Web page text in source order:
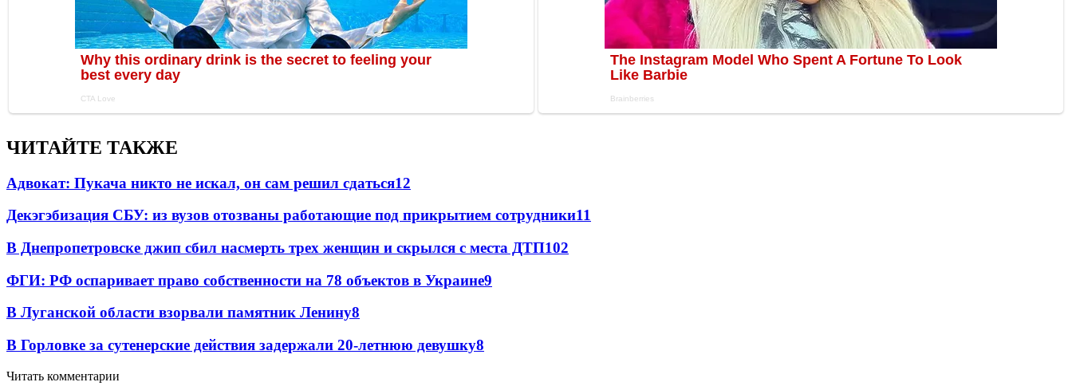
ЧИТАЙТЕ ТАКЖЕ
Адвокат: Пукача никто не искал, он сам решил сдаться12
Декэгэбизация СБУ: из вузов отозваны работающие под прикрытием сотрудники11
В Днепропетровске джип сбил насмерть трех женщин и скрылся с места ДТП102
ФГИ: РФ оспаривает право собственности на 78 объектов в Украине9
В Луганской области взорвали памятник Ленину8
В Горловке за сутенерские действия задержали 20-летнюю девушку8
Читать комментарии